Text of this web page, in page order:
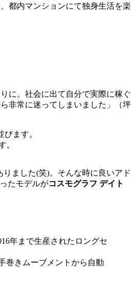
都内マンションにて独身生活を楽
に。社会に出て自分で実際に稼ぐ
非常に迷ってしまいました」（坪
。
ました(笑)。そんな時に良いアド
たモデルがコスモグラフ デイト
巻きムーブメントから自動